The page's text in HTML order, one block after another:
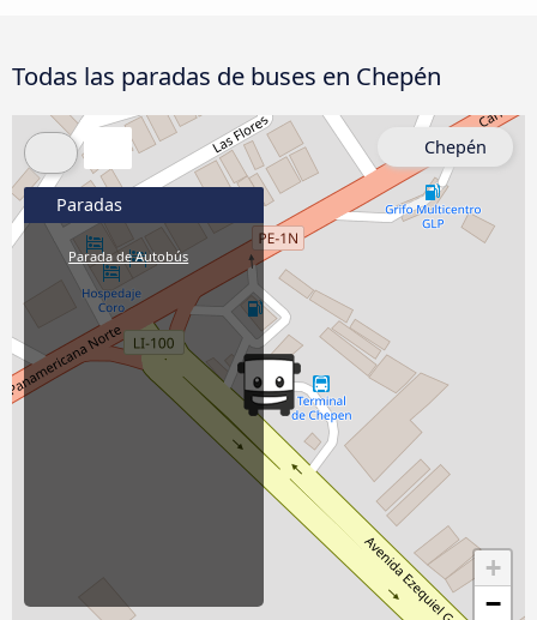
Todas las paradas de buses en Chepén
+
−
Paradas
Parada de Autobús
Chepén